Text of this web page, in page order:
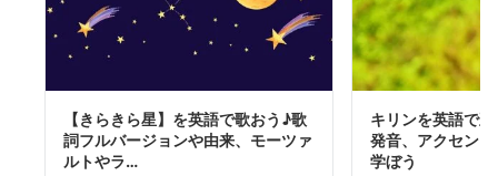
【きらきら星】を英語で歌おう♪歌
詞フルバージョンや由来、モーツァ
ルトやラ…
キリンを英語で
発音、アクセン
学ぼう